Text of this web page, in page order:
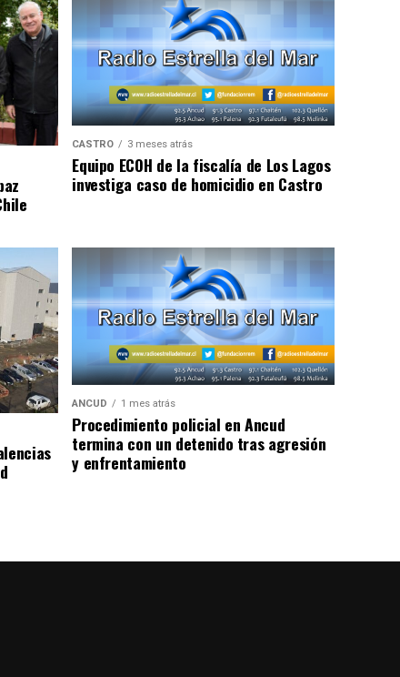
CASTRO 3 meses atrás
Equipo ECOH de la fiscalía de Los Lagos
investiga caso de homicidio en Castro
ANCUD 1 mes atrás
Procedimiento policial en Ancud
termina con un detenido tras agresión
y enfrentamiento